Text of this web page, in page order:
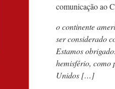
comunicação ao
o continente
ser considerado
Estamos
hemisfério, como
Unidos […]